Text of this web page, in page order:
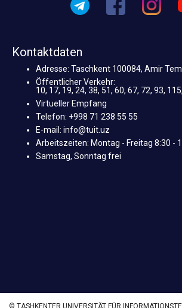
Kontaktdaten
Adresse: Taschkent 100084, Amir
Öffentlicher Verkehr:
10, 17, 19, 24, 38, 51, 60, 67, 72, 93,
Virtueller Empfang
Telefon: +998 71 238 55 55
E-mail: info@tuit.uz
Arbeitszeiten: Montag - Freitag 8:30 -
Samstag, Sonntag frei
© TASHKENTER UNIVERSITÄT FÜR